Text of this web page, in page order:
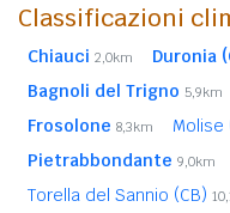
Classificazioni
Chiauci 2,0km Duronia
Bagnoli del Trigno 5,9km
Frosolone 8,3km Molise
Pietrabbondante 9,0km
Torella del Sannio (CB)